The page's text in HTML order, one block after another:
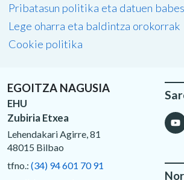
Pribatasun politika eta datuen
Lege oharra eta baldintza orokorrak
Cookie politika
EGOITZA NAGUSIA
EHU
Zubiria Etxea
Lehendakari Agirre, 81
48015 Bilbao
tfno.: (34) 94 601 70 91